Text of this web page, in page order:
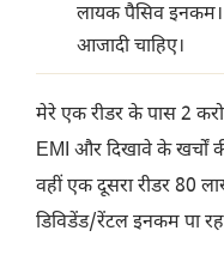
लायक पैसिव
आजादी चाहिए।
मेरे एक रीडर के पास 2
EMI और दिखावे के खर्चों
वहीं एक दूसरा रीडर 80
डिविडेंड/रेंटल इनकम पा